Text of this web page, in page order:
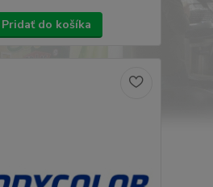
Pridať do košíka